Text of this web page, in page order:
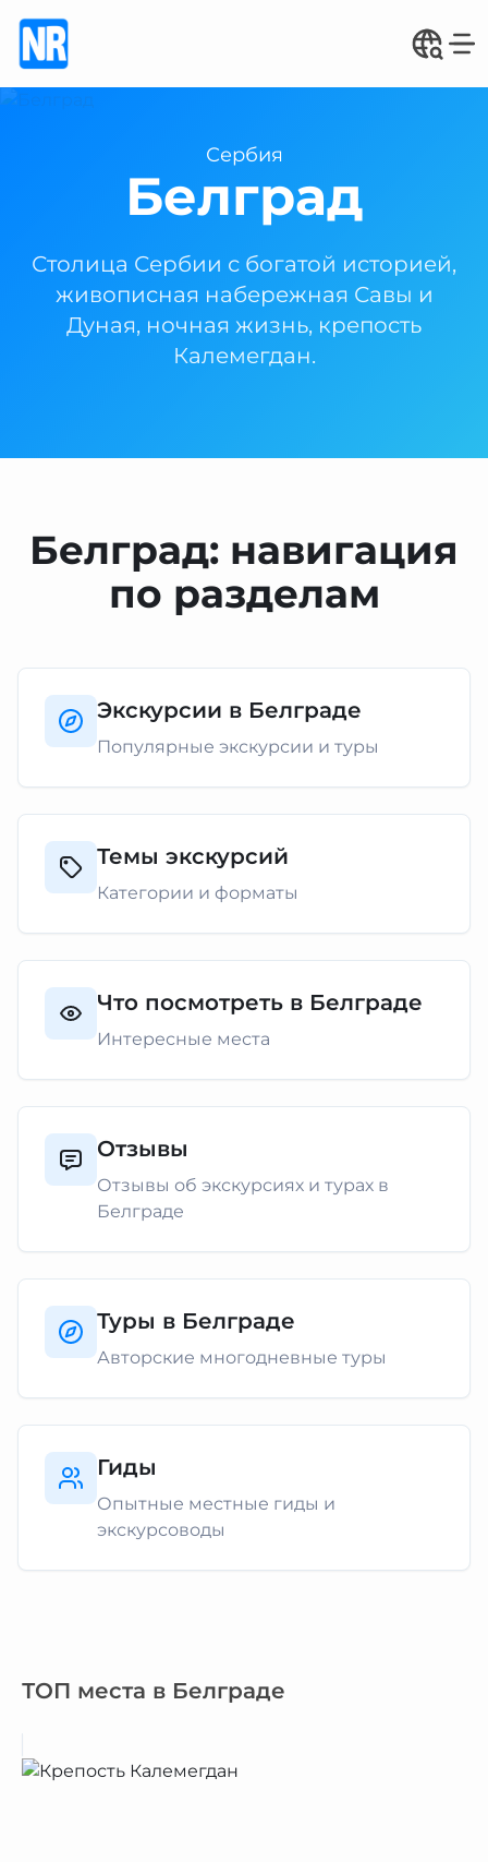
Сербия
Белград
Столица Сербии с богатой историей,
живописная набережная Савы и
Дуная, ночная жизнь, крепость
Калемегдан.
Белград: навигация
по разделам
Экскурсии в Белграде
Популярные экскурсии и туры
Темы экскурсий
Категории и форматы
Что посмотреть в Белграде
Интересные места
Отзывы
Отзывы об экскурсиях и турах в
Белграде
Туры в Белграде
Авторские многодневные туры
Гиды
Опытные местные гиды и
экскурсоводы
ТОП места в Белграде